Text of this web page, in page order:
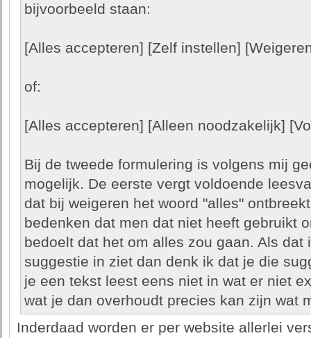
bijvoorbeeld staan:
[Alles accepteren] [Zelf instellen]
of:
[Alles accepteren] [Alleen noodzakelijk]
Bij de tweede formulering is volgens mij
mogelijk. De eerste vergt voldoende
dat bij weigeren het woord "alles"
bedenken dat men dat niet heeft gebruikt
bedoelt dat het om alles zou gaan. Als dat
suggestie in ziet dan denk ik dat je die
je een tekst leest eens niet in wat er niet
wat je dan overhoudt precies kan zijn wat
Inderdaad worden er per website allerlei